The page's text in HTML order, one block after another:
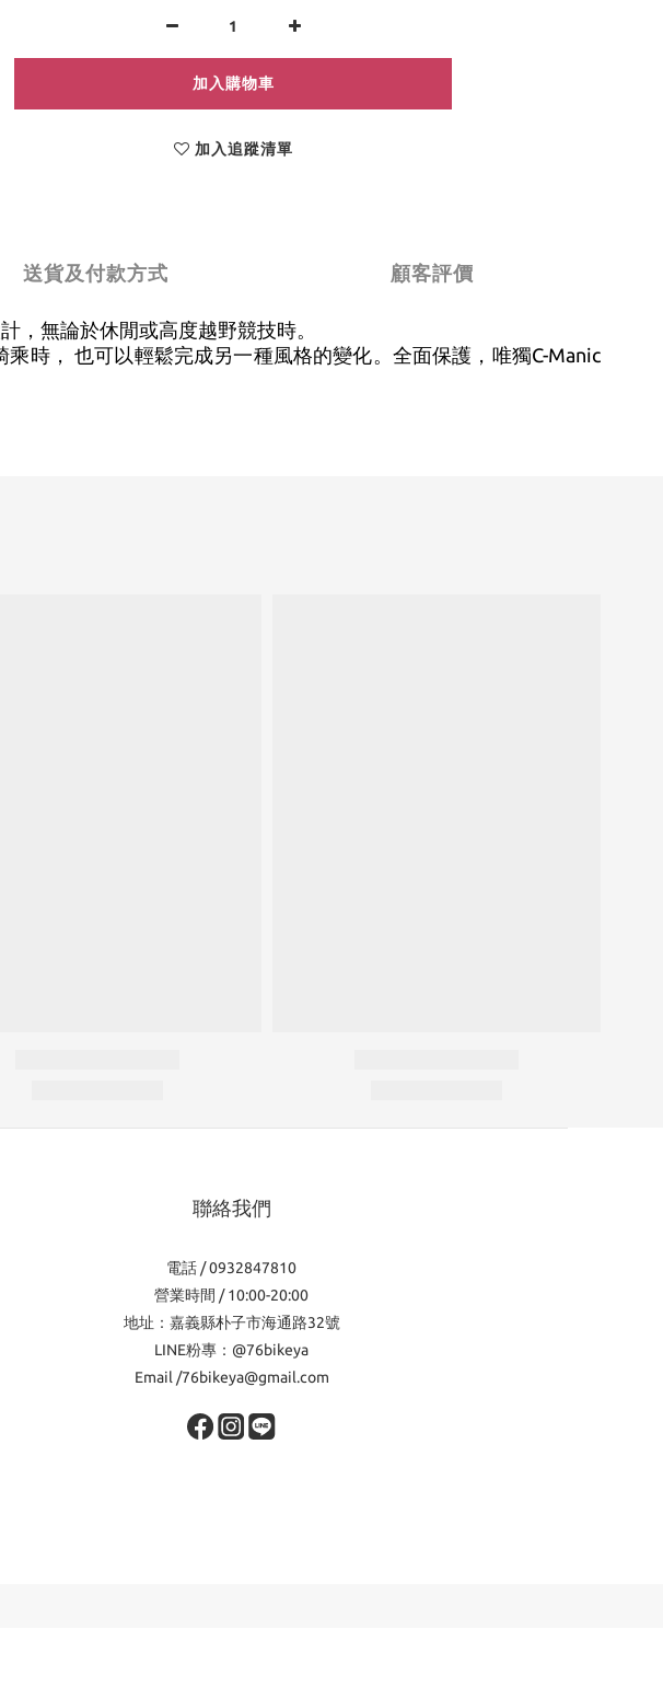
加入購物車
加入追蹤清單
送貨及付款方式 顧客評價
，無論於休閒或高度越野競技時。
時， 也可以輕鬆完成另一種風格的變化。全面保護，唯獨C-Manic
聯絡我們
電話 / 0932847810
營業時間 / 10:00-20:00
地址：嘉義縣朴子市海通路32號
LINE粉專：@76bikeya
Email /76bikeya@gmail.com